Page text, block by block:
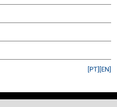
[EN]
[PT]